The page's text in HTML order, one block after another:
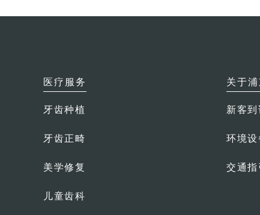
医疗服务
牙齿种植
牙齿正畸
美学修复
儿童齿科
关于浦
新客到
环境设
交通指